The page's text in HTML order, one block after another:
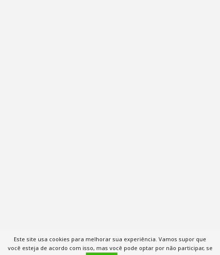
Este site usa cookies para melhorar sua experiência. Vamos supor que
você esteja de acordo com isso, mas você pode optar por não participar, se